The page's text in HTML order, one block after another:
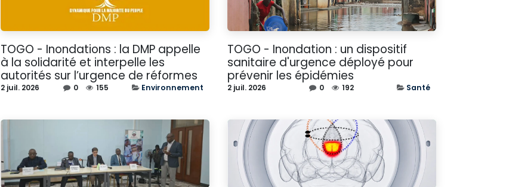
TOGO - Inondations : la DMP appelle
à la solidarité et interpelle les
autorités sur l’urgence de réformes
2 juil. 2026 0 155 Environnement
TOGO - Inondation : un dispositif
sanitaire d'urgence déployé pour
prévenir les épidémies
2 juil. 2026 0 192 Santé